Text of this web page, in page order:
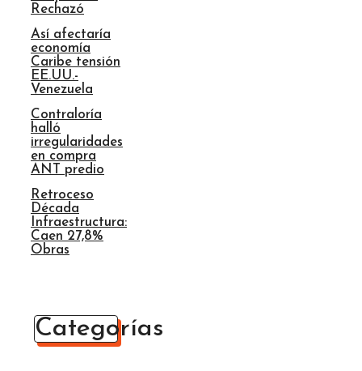
Rechazó
Así afectaría
economía
Caribe tensión
EE.UU.-
Venezuela
Contraloría
halló
irregularidades
en compra
ANT predio
Retroceso
Década
Infraestructura:
Caen 27,8%
Obras
Categorías